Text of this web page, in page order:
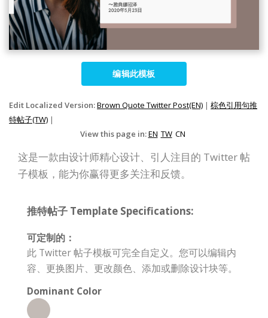
编辑此模板
Edit Localized Version:Brown Quote Twitter Post(EN) | 棕色引用句推
特帖子(TW) |
View this page in:EN TW CN
这是一款由设计师精心设计、引人注目的 Twitter 帖
子模板，能为你赢得更多关注和反馈。
推特帖子 Template Specifications:
可定制的：
此 Twitter 帖子模板可完全自定义。您可以编辑内
容、更换图片、更改颜色、添加或删除设计块等。
Dominant Color